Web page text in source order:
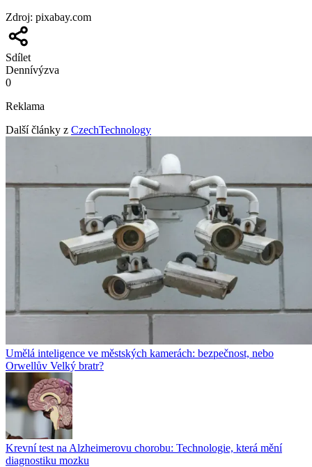
Zdroj: pixabay.com
Sdílet
Dennívýzva
0
Reklama
Další články z CzechTechnology
Umělá inteligence ve městských kamerách: bezpečnost, nebo
Orwellův Velký bratr?
Krevní test na Alzheimerovu chorobu: Technologie, která mění
diagnostiku mozku